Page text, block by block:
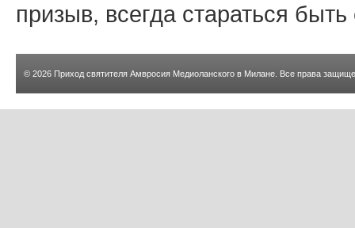
призыв, всегда стараться
© 2026 Приход святителя Амвросия Медиоланского в Милане . Все права